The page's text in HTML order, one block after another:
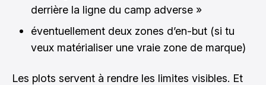
derrière la ligne du camp adverse »
éventuellement deux zones d’en-but (si tu
veux matérialiser une vraie zone de marque)
Les plots servent à rendre les limites visibles. Et